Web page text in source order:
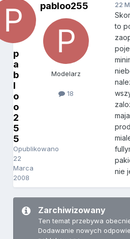
p
a
b
l
o
o
2
5
5
Opublikowano
22
Marca
2008
pabloo255
Modelarz
18
22
to
nie
Zarchiwizowany
Ten temat przebywa
Dodawanie nowych